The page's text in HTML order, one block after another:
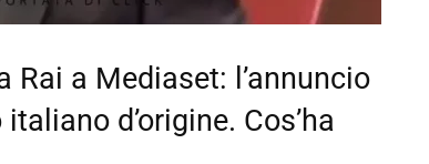
Rai a Mediaset: l’annuncio
d’origine. Cos’ha